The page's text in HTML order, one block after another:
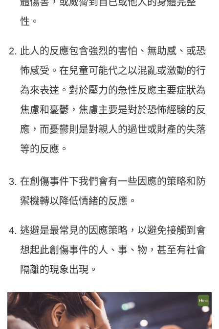
性。
此人的反應包含強烈的害怕、無助感、或恐
怖感受。在兒童可能代之以混亂或激動的行
為來表達。對於壓力的急性反應主要症狀為
焦慮和憂鬱，焦慮主要是對於恐怖經驗的反
應，而憂鬱則是對親人的過世或財產的失落
等的反應。
在創傷事件下我們會有一些因應的策略和防
禦機轉以降低情緒的反應。
逃避是最常見的因應策略，以避免接觸到會
想起此創傷事件的人、事、物，甚至有社會
隔離的現象出現。